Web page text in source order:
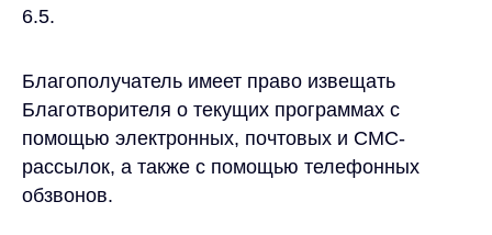
6.5.
Благополучатель имеет право извещать
Благотворителя о текущих программах с
помощью электронных, почтовых и СМС-
рассылок, а также с помощью телефонных
обзвонов.